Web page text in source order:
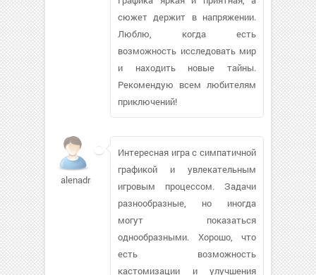
сюжет держит в напряжении.
Люблю, когда есть
возможность исследовать мир
и находить новые тайны.
Рекомендую всем любителям
приключений!
alenadr88
Интересная игра с симпатичной
графикой и увлекательным
игровым процессом. Задачи
разнообразные, но иногда
могут показаться
однообразными. Хорошо, что
есть возможность
кастомизации и улучшения